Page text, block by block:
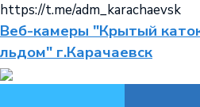
https://t.me/adm_karachaevsk
Веб-камеры "Крытый
льдом" г.Карачаевск